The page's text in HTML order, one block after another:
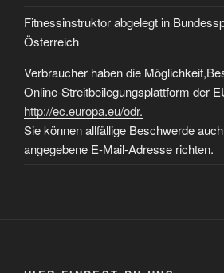
Fitnessinstruktor abgelegt in
Österreich
Verbraucher haben die
Online-Streitbeilegungsplattform der
http://ec.europa.eu/odr.
Sie können allfällige Beschwerde
angegebene E-Mail-Adresse richten.